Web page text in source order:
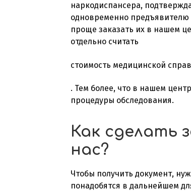
наркодиспансера,
одновременно предъявителю
проще заказать их в нашем
отдельно считать
стоимость медицинской
. Тем более, что в нашем
процедуры обследования.
Как сделать
нас?
Чтобы получить документ,
понадобятся в дальнейшем